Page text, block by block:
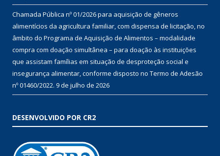
Chamada Pública nº 01/2026 para aquisição de gêneros
alimentícios da agricultura familiar, com dispensa de licitação, no
âmbito do Programa de Aquisição de Alimentos – modalidade
compra com doação simultânea – para doação às instituições
que assistam famílias em situação de desproteção social e
insegurança alimentar, conforme disposto no Termo de Adesão
nº 01460/2022. 9 de julho de 2026
DESENVOLVIDO POR CR2